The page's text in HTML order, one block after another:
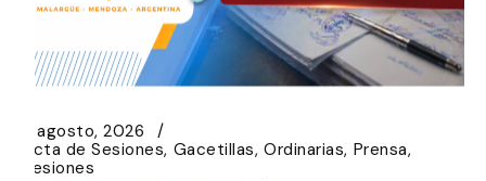
5 agosto, 2026
Acta de Sesiones Gacetillas Ordinarias Prensa
Sesiones